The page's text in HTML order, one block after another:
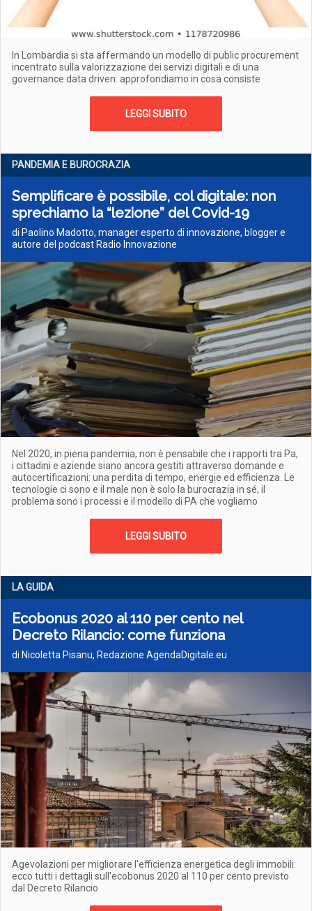
In Lombardia si sta affermando un modello di public procurement
incentrato sulla valorizzazione dei servizi digitali e di una
governance data driven: approfondiamo in cosa consiste
LEGGI SUBITO
PANDEMIA E BUROCRAZIA
Semplificare è possibile, col digitale: non
sprechiamo la “lezione” del Covid-19
di Paolino Madotto, manager esperto di innovazione, blogger e
autore del podcast Radio Innovazione
Nel 2020, in piena pandemia, non è pensabile che i rapporti tra Pa,
i cittadini e aziende siano ancora gestiti attraverso domande e
autocertificazioni: una perdita di tempo, energie ed efficienza. Le
tecnologie ci sono e il male non è solo la burocrazia in sé, il
problema sono i processi e il modello di PA che vogliamo
LEGGI SUBITO
LA GUIDA
Ecobonus 2020 al 110 per cento nel
Decreto Rilancio: come funziona
di Nicoletta Pisanu, Redazione AgendaDigitale.eu
Agevolazioni per migliorare l'efficienza energetica degli immobili:
ecco tutti i dettagli sull'ecobonus 2020 al 110 per cento previsto
dal Decreto Rilancio